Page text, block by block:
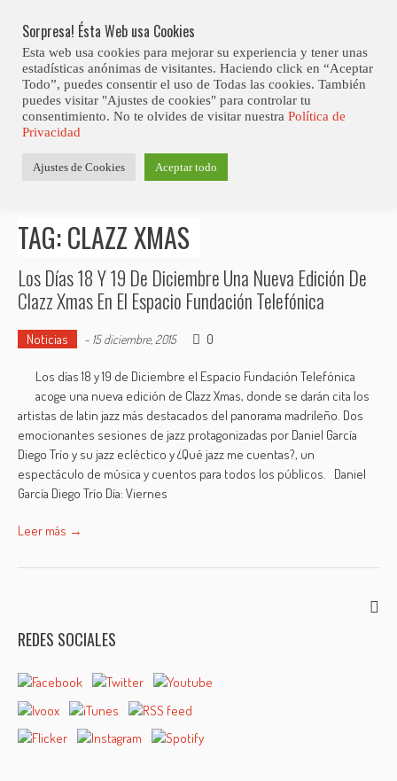
content
Club Contest.
Posts tagged "Clazz Xmas"
TAG: CLAZZ XMAS
Los Días 18 Y 19 De Diciembre Una Nueva Edición De
Clazz Xmas En El Espacio Fundación Telefónica
Noticias - 15 diciembre, 2015 0
Los días 18 y 19 de Diciembre el Espacio Fundación Telefónica
acoge una nueva edición de Clazz Xmas, donde se darán cita los
artistas de latin jazz más destacados del panorama madrileño. Dos
emocionantes sesiones de jazz protagonizadas por Daniel García
Diego Trío y su jazz ecléctico y ¿Qué jazz me cuentas?, un
espectáculo de música y cuentos para todos los públicos. Daniel
García Diego Trío Día: Viernes
Leer más →
REDES SOCIALES
Sorpresa! Ésta Web usa Cookies
Esta web usa cookies para mejorar su experiencia y tener unas
estadísticas anónimas de visitantes. Haciendo click en “Aceptar
Todo”, puedes consentir el uso de Todas las cookies. También
puedes visitar "Ajustes de cookies" para controlar tu
consentimiento. No te olvides de visitar nuestra Política de
Privacidad
Ajustes de Cookies Aceptar todo